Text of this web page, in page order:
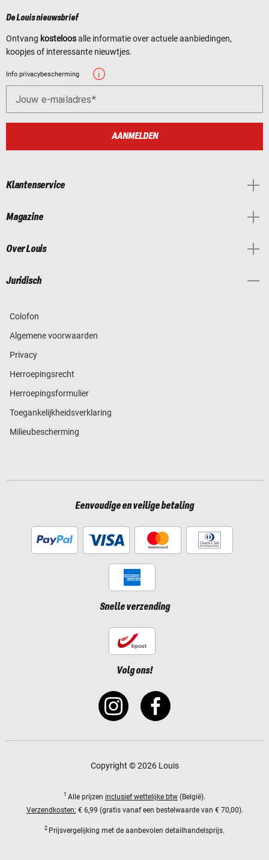
De Louis nieuwsbrief
Ontvang kosteloosalle informatie over actuele aanbiedingen,
koopjes of interessante nieuwtjes.
Info privacybescherming
Jouw e-mailadres
AANMELDEN
Klantenservice
Magazine
Over Louis
Juridisch
Colofon
Algemene voorwaarden
Privacy
Herroepingsrecht
Herroepingsformulier
Toegankelijkheidsverklaring
Milieubescherming
Eenvoudige en veilige betaling
Snelle verzending
Volg ons!
Copyright © 2026 Louis
1 Alle prijzen inclusief wettelijke btw (België).
Verzendkosten: € 6,99 (gratis vanaf een bestelwaarde van € 70,00).
2 Prijsvergelijking met de aanbevolen detailhandelsprijs.